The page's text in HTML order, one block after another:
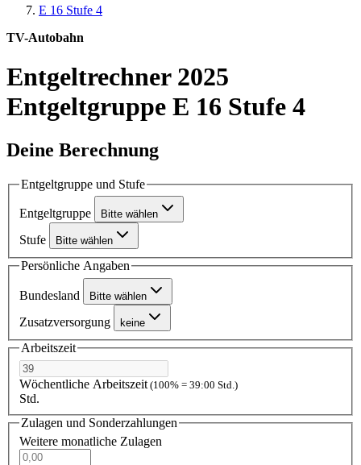
E 16 Stufe 4
TV-Autobahn
Entgeltrechner 2025
Entgeltgruppe E 16 Stufe 4
Deine Berechnung
Entgeltgruppe und Stufe
Entgeltgruppe Bitte wählen
Stufe Bitte wählen
Persönliche Angaben
Bundesland Bitte wählen
Zusatzversorgung keine
Arbeitszeit
Wöchentliche Arbeitszeit (100% = 39:00 Std.)
Std.
Zulagen und Sonderzahlungen
Weitere monatliche Zulagen